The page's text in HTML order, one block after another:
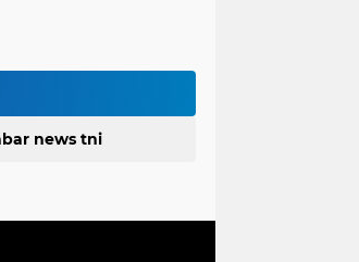
Ribuan Knalpot Brong Disita Polisi, Gubernur Jabar Kang Dedi Bakal Berikan Kompensasi Knalpot Standar
news tni